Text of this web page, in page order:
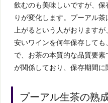
飲むのも美味しいですが、
りが変化します。プーアル
上がるという人がおります
安いワインを何年保存して
で、お茶の本質的な品質要
が関係しており、保存期間に
プーアル生茶の熟